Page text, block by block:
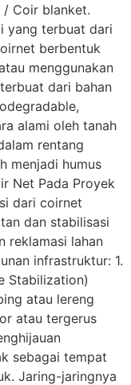
Coir blanket.
yang terbuat dari
berbentuk
menggunakan
dari bahan
alami oleh tanah
rentang
menjadi humus
Net Pada Proyek
dari coirnet
dan stabilisasi
reklamasi lahan
infrastruktur: 1.
Stabilization)
atau lereng
atau tergerus
sebagai tempat
Jaring-jaringnya